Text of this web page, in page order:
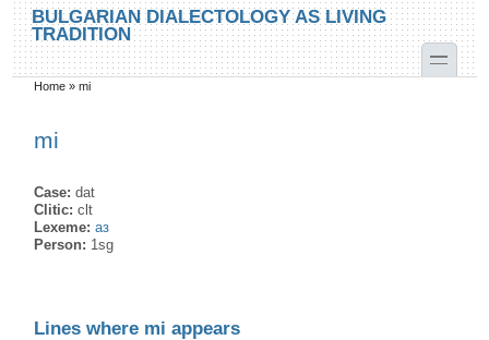
Skip to main content
Skip to search
BULGARIAN DIALECTOLOGY AS LIVING
TRADITION
toggle
You are here
Home »mi
mi
Case:dat
Clitic:clt
Lexeme:аз
Person: 1sg
Lines where mi appears